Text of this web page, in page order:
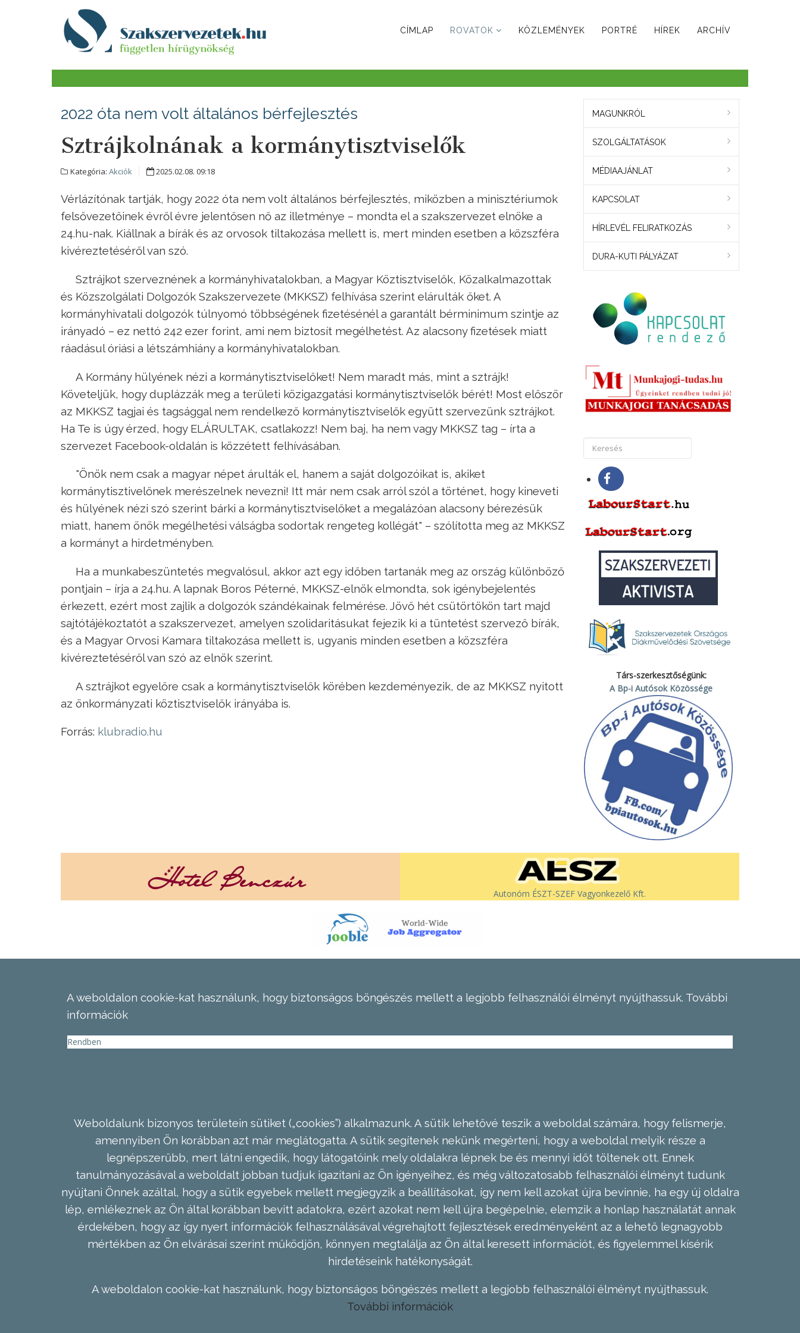
CÍMLAP ROVATOK KÖZLEMÉNYEK PORTRÉ HÍREK ARCHÍV
2022 óta nem volt általános bérfejlesztés
Sztrájkolnának a kormánytisztviselők
Kategória: Akciók 2025.02.08. 09:18
Vérlázítónak tartják, hogy 2022 óta nem volt általános bérfejlesztés, miközben a minisztériumok
felsővezetőinek évről évre jelentősen nő az illetménye – mondta el a szakszervezet elnöke a
24.hu-nak. Kiállnak a bírák és az orvosok tiltakozása mellett is, mert minden esetben a közszféra
kivéreztetéséről van szó.
Sztrájkot szerveznének a kormányhivatalokban, a Magyar Köztisztviselők, Közalkalmazottak
és Közszolgálati Dolgozók Szakszervezete (MKKSZ) felhívása szerint elárulták őket. A
kormányhivatali dolgozók túlnyomó többségének fizetésénél a garantált bérminimum szintje az
irányadó – ez nettó 242 ezer forint, ami nem biztosít megélhetést. Az alacsony fizetések miatt
ráadásul óriási a létszámhiány a kormányhivatalokban.
A Kormány hülyének nézi a kormánytisztviselőket! Nem maradt más, mint a sztrájk!
Követeljük, hogy duplázzák meg a területi közigazgatási kormánytisztviselők bérét! Most először
az MKKSZ tagjai és tagsággal nem rendelkező kormánytisztviselők együtt szervezünk sztrájkot.
Ha Te is úgy érzed, hogy ELÁRULTAK, csatlakozz! Nem baj, ha nem vagy MKKSZ tag – írta a
szervezet Facebook-oldalán is közzétett felhívásában.
"Önök nem csak a magyar népet árulták el, hanem a saját dolgozóikat is, akiket
kormánytisztivelőnek merészelnek nevezni! Itt már nem csak arról szól a történet, hogy kineveti
és hülyének nézi szó szerint bárki a kormánytisztviselőket a megalázóan alacsony bérezésük
miatt, hanem önök megélhetési válságba sodortak rengeteg kollégát" – szólította meg az MKKSZ
a kormányt a hirdetményben.
Ha a munkabeszüntetés megvalósul, akkor azt egy időben tartanák meg az ország különböző
pontjain – írja a 24.hu. A lapnak Boros Péterné, MKKSZ-elnök elmondta, sok igénybejelentés
érkezett, ezért most zajlik a dolgozók szándékainak felmérése. Jövő hét csütörtökön tart majd
sajtótájékoztatót a szakszervezet, amelyen szolidaritásukat fejezik ki a tüntetést szervező bírák,
és a Magyar Orvosi Kamara tiltakozása mellett is, ugyanis minden esetben a közszféra
kivéreztetéséről van szó az elnök szerint.
A sztrájkot egyelőre csak a kormánytisztviselők körében kezdeményezik, de az MKKSZ nyitott
az önkormányzati köztisztviselők irányába is.
Forrás: klubradio.hu
MAGUNKRÓL
SZOLGÁLTATÁSOK
MÉDIAAJÁNLAT
KAPCSOLAT
HÍRLEVÉL FELIRATKOZÁS
DURA-KUTI PÁLYÁZAT
Társ-szerkesztőségünk:
A Bp-i Autósok Közössége
Autonóm ÉSZT-SZEF Vagyonkezelő Kft.
A weboldalon cookie-kat használunk, hogy biztonságos böngészés mellett a legjobb felhasználói élményt nyújthassuk. További
információk
Rendben
Weboldalunk bizonyos területein sütiket („cookies”) alkalmazunk. A sütik lehetővé teszik a weboldal számára, hogy felismerje,
amennyiben Ön korábban azt már meglátogatta. A sütik segítenek nekünk megérteni, hogy a weboldal melyik része a
legnépszerűbb, mert látni engedik, hogy látogatóink mely oldalakra lépnek be és mennyi időt töltenek ott. Ennek
tanulmányozásával a weboldalt jobban tudjuk igazítani az Ön igényeihez, és még változatosabb felhasználói élményt tudunk
nyújtani Önnek azáltal, hogy a sütik egyebek mellett megjegyzik a beállításokat, így nem kell azokat újra bevinnie, ha egy új oldalra
lép, emlékeznek az Ön által korábban bevitt adatokra, ezért azokat nem kell újra begépelnie, elemzik a honlap használatát annak
érdekében, hogy az így nyert információk felhasználásával végrehajtott fejlesztések eredményeként az a lehető legnagyobb
mértékben az Ön elvárásai szerint működjön, könnyen megtalálja az Ön által keresett információt, és figyelemmel kísérik
hirdetéseink hatékonyságát.
A weboldalon cookie-kat használunk, hogy biztonságos böngészés mellett a legjobb felhasználói élményt nyújthassuk.
További információk